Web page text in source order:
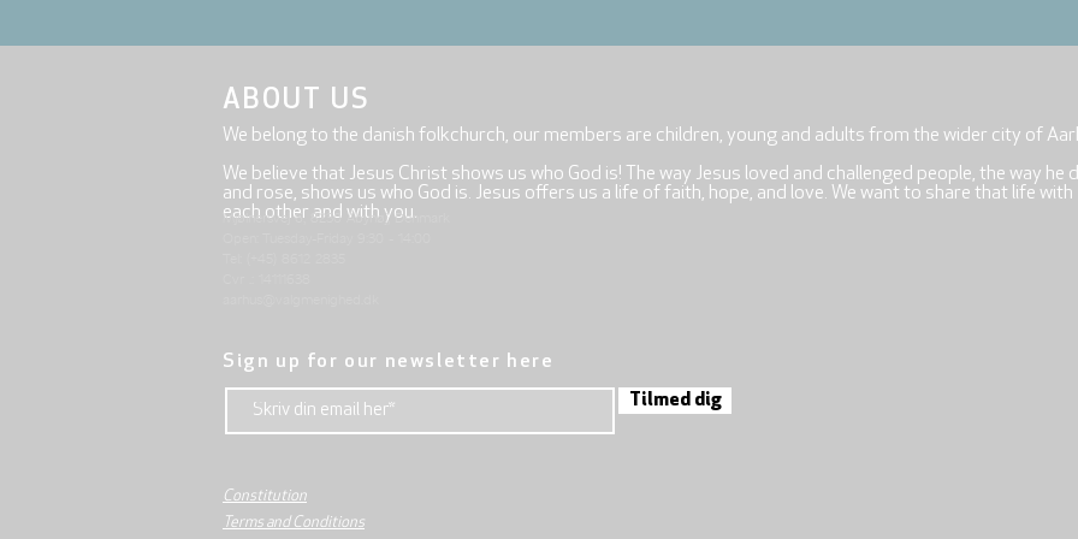
ABOUT US
We belong to the danish folkchurch, our members are children, young and adults from the wider city of
We believe that Jesus Christ shows us who God is! The way Jesus loved and challenged people, the way he
and rose, shows us who God is. Jesus offers us a life of faith, hope, and love. We want to share that life with
each other and with you.
Mjølnersvej 6, 8230 Åbyhøj, Denmark
Sign up for our newsletter here
Tilmed dig
Constitution
Terms and Conditions